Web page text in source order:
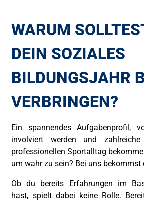
WARUM
DEIN SOZIALES
BILDUNGSJAHR
VERBRINGEN?
Ein spannendes Aufgabenprofil,
involviert werden und
professionellen Sportalltag
um wahr zu sein? Bei uns bekommst
Ob du bereits Erfahrungen im
hast, spielt dabei keine Rolle.